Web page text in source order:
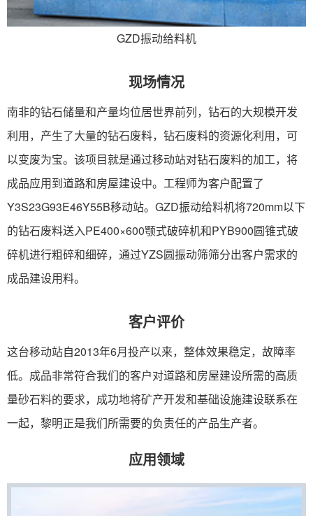
GZD振动给料机
现场情况
南非的钻石储量和产量均位居世界前列，钻石的大规模开发
利用，产生了大量的钻石废料，钻石废料的资源化利用，可
以变废为宝。该项目就是通过移动站对钻石废料的加工，将
成品应用到道路和房屋建设中。工程师为客户配置了
Y3S23G93E46Y55B移动站。GZD振动给料机将720mm以下
的钻石废料送入PE400×600颚式破碎机和PYB900圆锥式破
碎机进行粗碎和细碎，通过YZS圆振动筛筛分出客户需求的
成品建设用料。
客户评价
这台移动站自2013年6月投产以来，整体效果稳定，故障率
低。成品非常符合我们的客户对道路和房屋建设所需的高质
量砂石料的要求，成功地将矿产开发和基础设施建设联系在
一起，黎明正是我们所需要的负责任的产品生产者。
应用领域